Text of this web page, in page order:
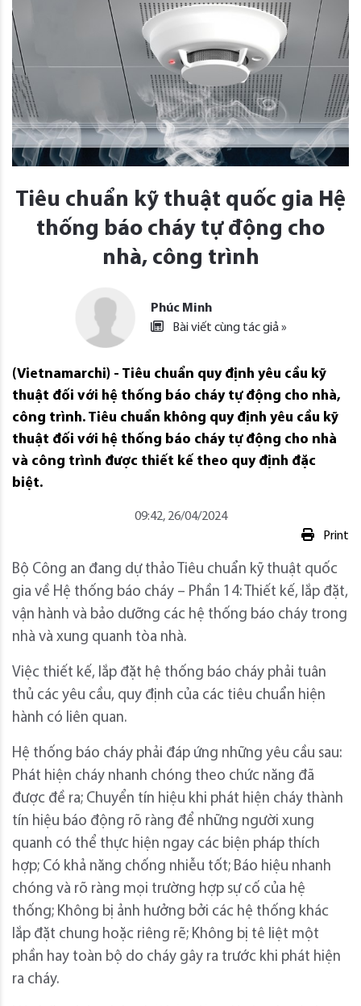
Tiêu chuẩn kỹ thuật quốc gia Hệ
thống báo cháy tự động cho
nhà, công trình
Phúc Minh
Bài viết cùng tác giả »
(Vietnamarchi) - Tiêu chuẩn quy định yêu cầu kỹ
thuật đối với hệ thống báo cháy tự động cho nhà,
công trình. Tiêu chuẩn không quy định yêu cầu kỹ
thuật đối với hệ thống báo cháy tự động cho nhà
và công trình được thiết kế theo quy định đặc
biệt.
09:42, 26/04/2024
Print
Bộ Công an đang dự thảo Tiêu chuẩn kỹ thuật quốc
gia về Hệ thống báo cháy – Phần 14: Thiết kế, lắp đặt,
vận hành và bảo dưỡng các hệ thống báo cháy trong
nhà và xung quanh tòa nhà.
Việc thiết kế, lắp đặt hệ thống báo cháy phải tuân
thủ các yêu cầu, quy định của các tiêu chuẩn hiện
hành có liên quan.
Hệ thống báo cháy phải đáp ứng những yêu cầu sau:
Phát hiện cháy nhanh chóng theo chức năng đã
được đề ra; Chuyển tín hiệu khi phát hiện cháy thành
tín hiệu báo động rõ ràng để những người xung
quanh có thể thực hiện ngay các biện pháp thích
hợp; Có khả năng chống nhiễu tốt; Báo hiệu nhanh
chóng và rõ ràng mọi trường hợp sự cố của hệ
thống; Không bị ảnh hưởng bởi các hệ thống khác
lắp đặt chung hoặc riêng rẽ; Không bị tê liệt một
phần hay toàn bộ do cháy gây ra trước khi phát hiện
ra cháy.